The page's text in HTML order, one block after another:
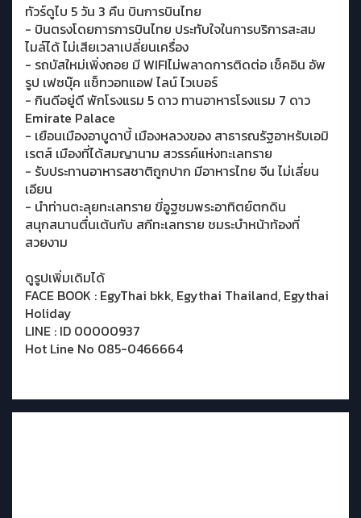
ทัวร์ดูไบ 5 วัน 3 คืน บินการบินไทย
- บินตรงโดยการการบินไทย ประทับใจในการบริการสะสม
ไมล์ได้ ไม่เสียเวลาเปลี่ยนเครื่อง
- รถบัสใหม่เพิ่งถอย มี WIFIไม่พลาดการติดต่อ เช็คอิน อัพ
รูป เฟซบุ๊ค แช็ทวอทแอฟ ไลน์ ไวเบอร์
- กินดีอยู่ดี พักโรงแรม 5 ดาว ทานอาหารโรงแรม 7 ดาว
Emirate Palace
- เยือนเมืองอาบูดาบี้ เมืองหลวงของ สาธารณรัฐอาหรับเอมิ
เรตส์ เมืองที่ได้สมญานาม สวรรค์แห่งทะเลทราย
- รับประทานอาหารสชาติถูกปาก มีอาหารไทย จีน ไม่เลี่ยน
เอียน
- นำท่านตะลุยทะเลทราย ขี่อูฐชมพระอาทิตย์ตกดิน
สนุกสนานตื่นเต้นกับ สกีทะเลทราย ชมระบำหน้าท้องที่
สวยงาม
ดูรูปเพิ่มเดิมได้
FACE BOOK : EgyThai bkk, Egythai Thailand, Egythai
Holiday
LINE : ID 00000937
Hot Line No 085-0466664